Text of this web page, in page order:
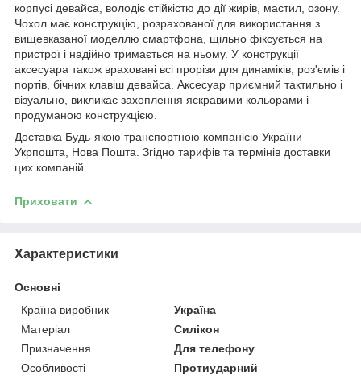
корпусі девайса, володіє стійкістю до дії жирів, мастил, озону.
Чохол має конструкцію, розрахованої для використання з
вищевказаної моделлю смартфона, щільно фіксується на
пристрої і надійно тримається на ньому. У конструкції
аксесуара також враховані всі прорізи для динаміків, роз'ємів і
портів, бічних клавіш девайса. Аксесуар приємний тактильно і
візуально, викликає захоплення яскравими кольорами і
продуманою конструкцією.
Доставка Будь-якою транспортною компанією України ―
Укрпошта, Нова Пошта. Згідно тарифів та термінів доставки
цих компаній.
Приховати
Характеристики
Основні
Країна виробник
Україна
Матеріал
Силікон
Призначення
Для телефону
Особливості
Протиударний